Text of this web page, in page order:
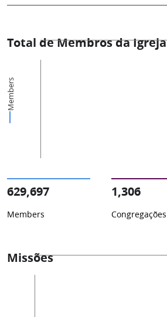
Total de Membros da Igreja
Members
629,697
Members
1,306
Congregações
Missões